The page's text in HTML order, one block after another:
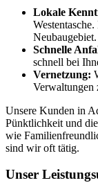
Lokale
Neubaugebiet.
Schnelle
schnell bei
Vernetzung:
Verwaltungen
Unsere Kunden in
Pünktlichkeit und
wie
sind wir oft tätig.
Unser